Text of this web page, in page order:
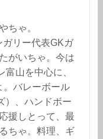
ちゃ。
リー代表GKガ
がいちゃ。今は
山を中心に、
。バレーボール
）、ハンドボー
援しとって、最
ちゃ。料理、ギ